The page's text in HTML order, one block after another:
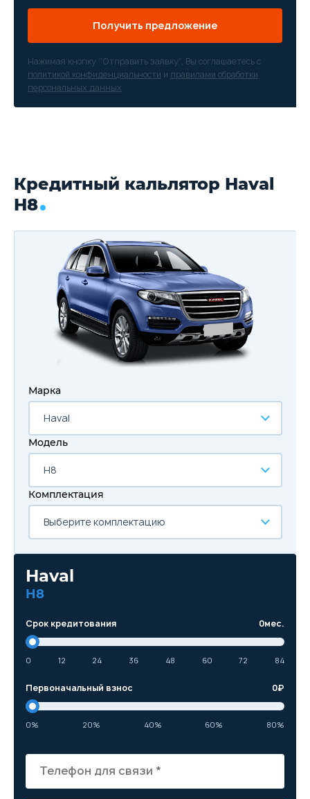
Получить предложение
Нажимая кнопку “Отправить заявку”, Вы соглашаетесь с
политикой конфиденциальности и правилами обработки
персональных данных
Кредитный кальлятор Haval
H8
Марка
Haval
Модель
H8
Комплектация
Выберите комплектацию
Haval
H8
Срок кредитования 0мес.
0 12 24 36 48 60 72 84
Первоначальный взнос 0₽
0% 20% 40% 60% 80%